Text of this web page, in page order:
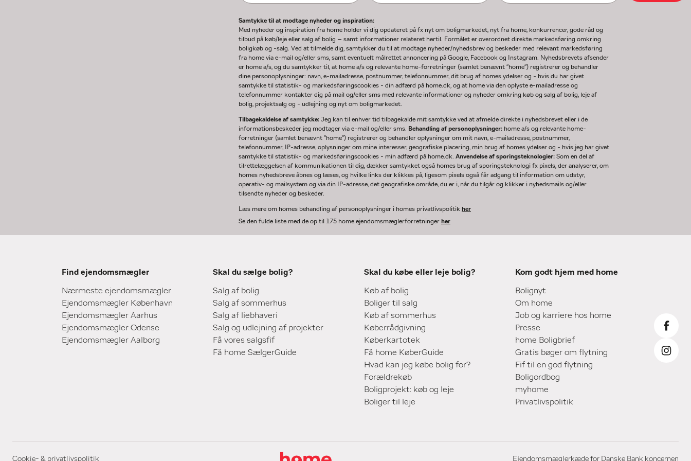
Samtykke til at modtage nyheder og inspiration:
Med nyheder og inspiration fra home holder vi dig opdateret på fx nyt om boligmarkedet, nyt fra home, konkurrencer, gode råd og
tilbud på køb/leje eller salg af bolig – samt informationer relateret hertil. Formålet er overordnet direkte markedsføring omkring
boligkøb og -salg. Ved at tilmelde dig, samtykker du til at modtage nyheder/nyhedsbrev og beskeder med relevant markedsføring
fra home via e-mail og/eller sms, samt eventuelt målrettet annoncering på Google, Facebook og Instagram. Nyhedsbrevets afsender
er home a/s, og du samtykker til, at home a/s og relevante home-forretninger (samlet benævnt "home") registrerer og behandler
dine personoplysninger: navn, e-mailadresse, postnummer, telefonnummer, dit brug af homes ydelser og - hvis du har givet
samtykke til statistik- og markedsføringscookies - din adfærd på home.dk, og at home via den oplyste e-mailadresse og
telefonnummer kontakter dig på mail og/eller sms med relevante informationer og nyheder omkring køb og salg af bolig, leje af
bolig, projektsalg og - udlejning og nyt om boligmarkedet.
Tilbagekaldelse af samtykke:Jeg kan til enhver tid tilbagekalde mit samtykke ved at afmelde direkte i nyhedsbrevet eller i de
informationsbeskeder jeg modtager via e-mail og/eller sms. Behandling af personoplysninger: home a/s og relevante home-
forretninger (samlet benævnt "home") registrerer og behandler oplysninger om mit navn, e-mailadresse, postnummer,
telefonnummer, IP-adresse, oplysninger om mine interesser, geografiske placering, min brug af homes ydelser og - hvis jeg har givet
samtykke til statistik- og markedsføringscookies - min adfærd på home.dk. Anvendelse af sporingsteknologier:Som en del af
tilrettelæggelsen af kommunikationen til dig, dækker samtykket også homes brug af sporingsteknologi fx pixels, der analyserer, om
homes nyhedsbreve åbnes og læses, og hvilke links der klikkes på, ligesom pixels også får adgang til information om udstyr,
operativ- og mailsystem og via din IP-adresse, det geografiske område, du er i, når du tilgår og klikker i nyhedsmails og/eller
tilsendte nyheder og beskeder.
Læs mere om homes behandling af personoplysninger i homes privatlivspolitik her
Se den fulde liste med de op til 175 home ejendomsmæglerforretninger her
Find ejendomsmægler
Nærmeste ejendomsmægler
Ejendomsmægler København
Ejendomsmægler Aarhus
Ejendomsmægler Odense
Ejendomsmægler Aalborg
Skal du sælge bolig?
Salg af bolig
Salg af sommerhus
Salg af liebhaveri
Salg og udlejning af projekter
Få vores salgsfif
Få home SælgerGuide
Skal du købe eller leje bolig?
Køb af bolig
Boliger til salg
Køb af sommerhus
Køberrådgivning
Køberkartotek
Få home KøberGuide
Hvad kan jeg købe bolig for?
Forældrekøb
Boligprojekt: køb og leje
Boliger til leje
Kom godt hjem med home
Bolignyt
Om home
Job og karriere hos home
Presse
home Boligbrief
Gratis bøger om flytning
Fif til en god flytning
Boligordbog
myhome
Privatlivspolitik
Cookie- & privatlivspolitik Ejendomsmæglerkæde for Danske Bank koncernen